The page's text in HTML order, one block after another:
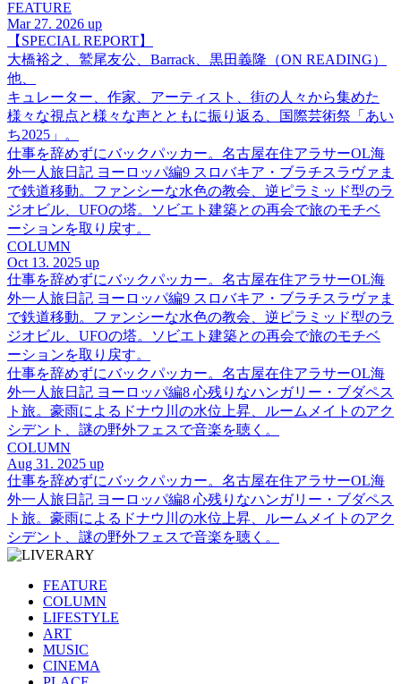
FEATURE
Mar 27. 2026 up
【SPECIAL REPORT】
大橋裕之、鷲尾友公、Barrack、黒田義隆（ON READING）
他、
キュレーター、作家、アーティスト、街の人々から集めた
様々な視点と様々な声とともに振り返る、国際芸術祭「あい
ち2025」。
仕事を辞めずにバックパッカー。名古屋在住アラサーOL海
外一人旅日記 ヨーロッパ編9 スロバキア・ブラチスラヴァま
で鉄道移動。ファンシーな水色の教会、逆ピラミッド型のラ
ジオビル、UFOの塔。ソビエト建築との再会で旅のモチベ
ーションを取り戻す。
COLUMN
Oct 13. 2025 up
仕事を辞めずにバックパッカー。名古屋在住アラサーOL海
外一人旅日記 ヨーロッパ編9 スロバキア・ブラチスラヴァま
で鉄道移動。ファンシーな水色の教会、逆ピラミッド型のラ
ジオビル、UFOの塔。ソビエト建築との再会で旅のモチベ
ーションを取り戻す。
仕事を辞めずにバックパッカー。名古屋在住アラサーOL海
外一人旅日記 ヨーロッパ編8 心残りなハンガリー・ブダペス
ト旅。豪雨によるドナウ川の水位上昇、ルームメイトのアク
シデント、謎の野外フェスで音楽を聴く。
COLUMN
Aug 31. 2025 up
仕事を辞めずにバックパッカー。名古屋在住アラサーOL海
外一人旅日記 ヨーロッパ編8 心残りなハンガリー・ブダペス
ト旅。豪雨によるドナウ川の水位上昇、ルームメイトのアク
シデント、謎の野外フェスで音楽を聴く。
FEATURE
COLUMN
LIFESTYLE
ART
MUSIC
CINEMA